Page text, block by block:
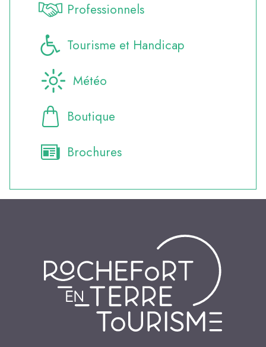
Professionnels
Tourisme et Handicap
Météo
Boutique
Brochures